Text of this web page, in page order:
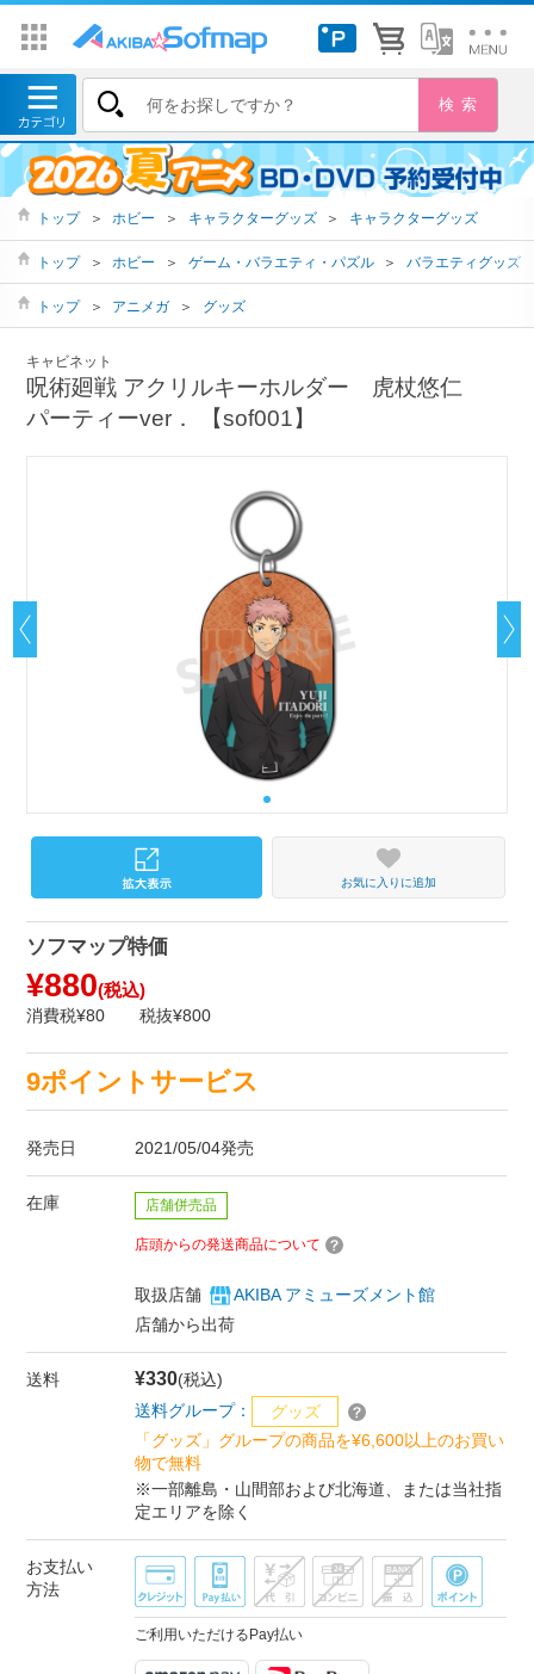
トップ ＞ ホビー ＞ キャラクターグッズ ＞ キャラクターグッズ
トップ ＞ ホビー ＞ ゲーム・バラエティ・パズル ＞ バラエティグッズ
トップ ＞ アニメガ ＞ グッズ
キャビネット
呪術廻戦 アクリルキーホルダー 虎杖悠仁
パーティーver． 【sof001】
お気に入りに追加
ソフマップ特価
¥880(税込)
消費税¥80 税抜¥800
9ポイントサービス
発売日 2021/05/04発売
在庫 店舗併売品
店頭からの発送商品について
取扱店舗
AKIBA アミューズメント館
店舗から出荷
送料 ¥330(税込)
送料グループ：
グッズ
「グッズ」グループの商品を¥6,600以上のお買い
物で無料
※一部離島・山間部および北海道、または当社指
定エリアを除く
お支払い
方法
ご利用いただけるPay払い